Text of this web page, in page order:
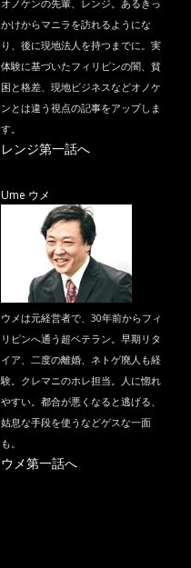
オノケンの先輩、レンジ。あるきっ
かけからマニラを訪れるようにな
り、後に現地法人を持つまでに。実
体験に基づいたフィリピンの闇、貧
困と格差、現地ビジネスなどオノケ
ンとは違う視点の記事をアップしま
す。
レンジ第一話へ
Ume ウメ
ウメは元経営者で、30年前からフィ
リピンへ通う超ベテラン。早期リタ
イア、二度の離婚、ネトゲ廃人も経
験。クレマニのホレ担当。人に惚れ
やすい。都合が悪くなると逃げる、
姑息な手段を使うなどゲスな一面
も。
ウメ第一話へ